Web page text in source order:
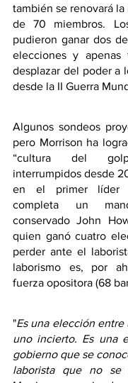
también se renovará
de 70 miembros.
pudieron ganar dos
elecciones y apenas
desplazar del poder a
desde la II Guerra
Algunos sondeos
pero Morrison ha
“cultura del
interrumpidos desde
en el primer líder
completa un
conservado John
quien ganó cuatro
perder ante el
laborismo es, por
fuerza opositora (68
"Es una elección
uno incierto. Es una
gobierno que se
laborista que no se